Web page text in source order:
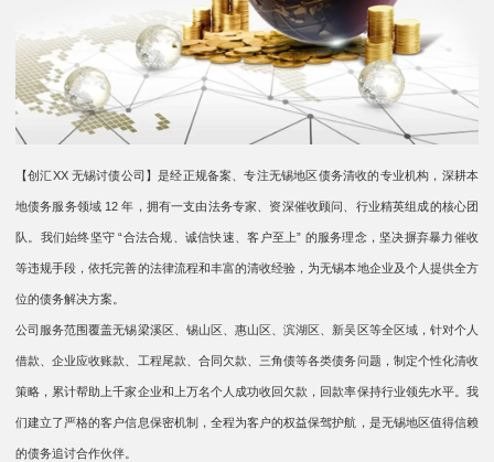
【创汇XX 无锡讨债公司】是经正规备案、专注无锡地区债务清收的专业机构，深耕本
地债务服务领域 12 年，拥有一支由法务专家、资深催收顾问、行业精英组成的核心团
队。我们始终坚守 “合法合规、诚信快速、客户至上” 的服务理念，坚决摒弃暴力催收
等违规手段，依托完善的法律流程和丰富的清收经验，为无锡本地企业及个人提供全方
位的债务解决方案。
公司服务范围覆盖无锡梁溪区、锡山区、惠山区、滨湖区、新吴区等全区域，针对个人
借款、企业应收账款、工程尾款、合同欠款、三角债等各类债务问题，制定个性化清收
策略，累计帮助上千家企业和上万名个人成功收回欠款，回款率保持行业领先水平。我
们建立了严格的客户信息保密机制，全程为客户的权益保驾护航，是无锡地区值得信赖
的债务追讨合作伙伴。